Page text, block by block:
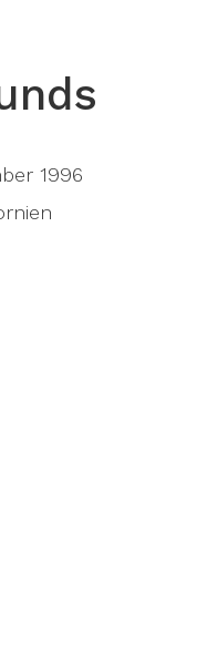
1996